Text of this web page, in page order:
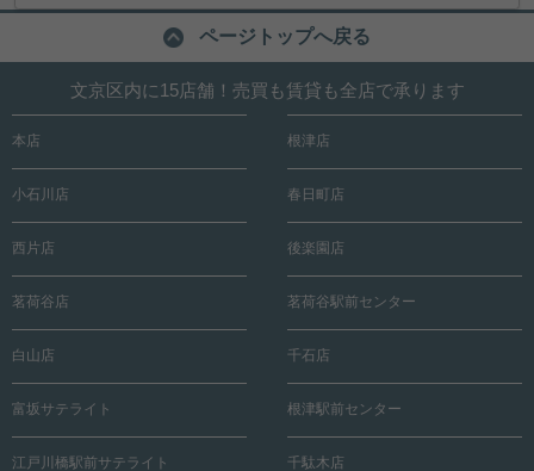
ページトップへ戻る
文京区内に15店舗！売買も賃貸も全店で承ります
本店 根津店
小石川店 春日町店
西片店 後楽園店
茗荷谷店 茗荷谷駅前センター
白山店 千石店
富坂サテライト 根津駅前センター
江戸川橋駅前サテライト 千駄木店